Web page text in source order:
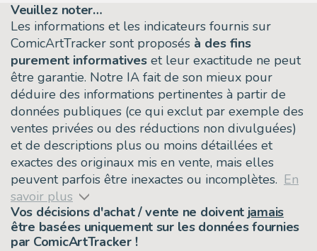
Veuillez noter…
Les informations et les indicateurs fournis sur
ComicArtTracker sont proposés à des fins
purement informatives et leur exactitude ne peut
être garantie. Notre IA fait de son mieux pour
déduire des informations pertinentes à partir de
données publiques (ce qui exclut par exemple des
ventes privées ou des réductions non divulguées)
et de descriptions plus ou moins détaillées et
exactes des originaux mis en vente, mais elles
peuvent parfois être inexactes ou incomplètes. En
savoir plus
Vos décisions d'achat / vente ne doivent jamais
être basées uniquement sur les données fournies
par ComicArtTracker !